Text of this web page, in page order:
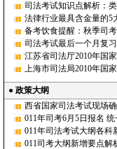
司法考试知识点解析：
法律行业最具含金量的5
备考饮食提醒：秋季司
司法考试最后一个月复
江苏省司法厅2010年国
上海市司法局2010年国
● 政策大纲
西省国家司法考试现场
011年司考6月5日报名
011年司法考试大纲各科
011司考大纲新增要点解